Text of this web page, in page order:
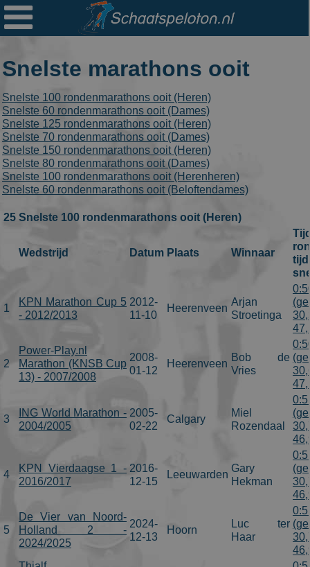

Snelste marathons ooit
Snelste 100 rondenmarathons ooit (Heren)
Snelste 60 rondenmarathons ooit (Dames)
Snelste 125 rondenmarathons ooit (Heren)
Snelste 70 rondenmarathons ooit (Dames)
Snelste 150 rondenmarathons ooit (Heren)
Snelste 80 rondenmarathons ooit (Dames)
Snelste 100 rondenmarathons ooit (Herenheren)
Snelste 60 rondenmarathons ooit (Beloftendames)
25 Snelste 100 rondenmarathons ooit (Heren)
Wedstrijd Datum Plaats Winnaar
1
KPN Marathon Cup 5
- 2012/2013
2012-
11-10
Heerenveen
Arjan
Stroetinga
2
Power-Play.nl
Marathon (KNSB Cup
13) - 2007/2008
2008-
01-12
Heerenveen
Bob de
Vries
3
ING World Marathon -
2004/2005
2005-
02-22
Calgary
Miel
Rozendaal
4
KPN Vierdaagse 1 -
2016/2017
2016-
12-15
Leeuwarden
Gary
Hekman
5
De Vier van Noord-
Holland 2 -
2024/2025
2024-
12-13
Hoorn
Luc ter
Haar